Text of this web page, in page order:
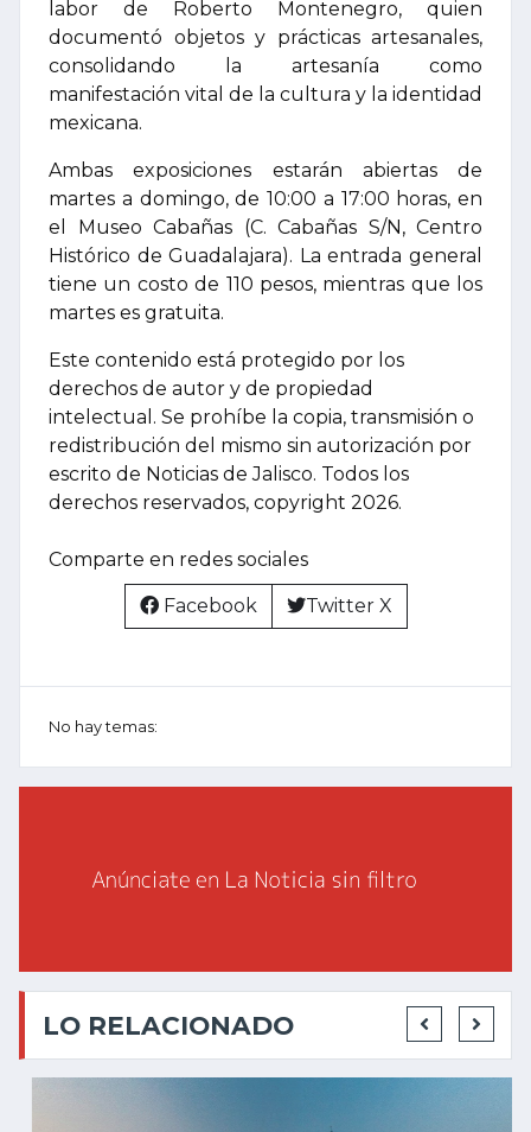
labor de Roberto Montenegro, quien
documentó objetos y prácticas artesanales,
consolidando la artesanía como
manifestación vital de la cultura y la identidad
mexicana.
Ambas exposiciones estarán abiertas de
martes a domingo, de 10:00 a 17:00 horas, en
el Museo Cabañas (C. Cabañas S/N, Centro
Histórico de Guadalajara). La entrada general
tiene un costo de 110 pesos, mientras que los
martes es gratuita.
Este contenido está protegido por los
derechos de autor y de propiedad
intelectual. Se prohíbe la copia, transmisión o
redistribución del mismo sin autorización por
escrito de Noticias de Jalisco. Todos los
derechos reservados, copyright 2026.
Comparte en redes sociales
Facebook Twitter X
No hay temas:
LO RELACIONADO